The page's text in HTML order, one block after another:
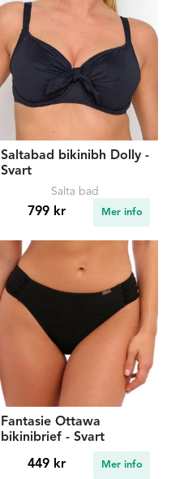
Saltabad bikinibh Dolly -
Svart
Salta bad
799 kr Mer info
Fantasie Ottawa
bikinibrief - Svart
449 kr Mer info